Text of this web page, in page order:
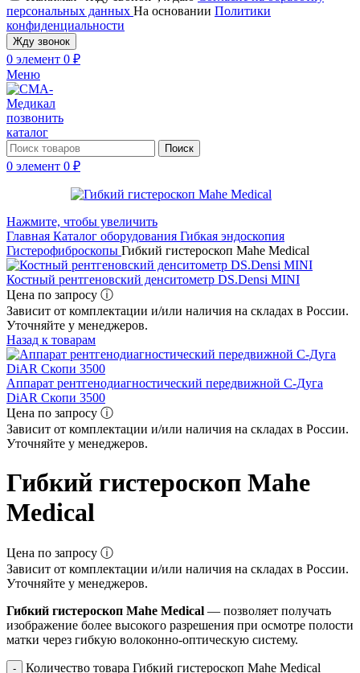
персональных данных На основании Политики
конфиденциальности
Жду звонок
0 элемент 0 ₽
Меню
позвонить
каталог
Поиск
0 элемент 0 ₽
Нажмите, чтобы увеличить
Главная Каталог оборудования Гибкая эндоскопия
Гистерофиброскопы Гибкий гистероскоп Mahe Medical
Костный рентгеновский денситометр DS.Densi MINI
Цена по запросу ⓘ
Зависит от комплектации и/или наличия на складах в России.
Уточняйте у менеджеров.
Назад к товарам
Аппарат рентгенодиагностический передвижной С-Дуга
DiAR Скопи 3500
Цена по запросу ⓘ
Зависит от комплектации и/или наличия на складах в России.
Уточняйте у менеджеров.
Гибкий гистероскоп Mahe
Medical
Цена по запросу ⓘ
Зависит от комплектации и/или наличия на складах в России.
Уточняйте у менеджеров.
Гибкий гистероскоп Mahe Medical — позволяет получать
изображение более высокого разрешения при осмотре полости
матки через гибкую волоконно-оптическую систему.
Количество товара Гибкий гистероскоп Mahe Medical